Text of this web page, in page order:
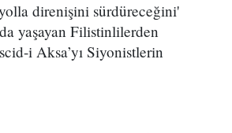
direnişini sürdüreceğini'
yaşayan Filistinlilerden
i Aksa’yı Siyonistlerin